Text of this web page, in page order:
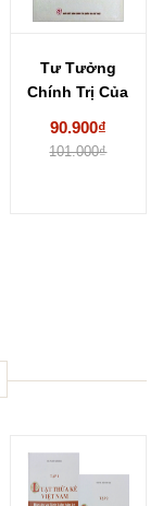
Tư Tưởng
Chính Trị Của
90.900₫
101.000₫